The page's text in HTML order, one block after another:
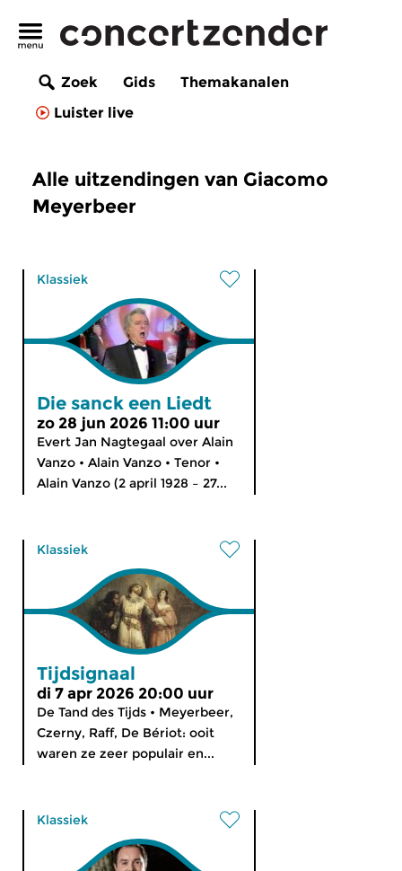
Zoek Gids
Themakanalen
Luister live
Alle uitzendingen van Giacomo
Meyerbeer
Klassiek
Die sanck een Liedt
zo 28 jun 2026 11:00 uur
Evert Jan Nagtegaal over Alain
Vanzo • Alain Vanzo • Tenor •
Alain Vanzo (2 april 1928 – 27...
Klassiek
Tijdsignaal
di 7 apr 2026 20:00 uur
De Tand des Tijds • Meyerbeer,
Czerny, Raff, De Bériot: ooit
waren ze zeer populair en...
Klassiek